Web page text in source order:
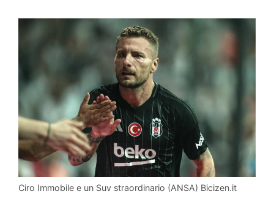
Ciro Immobile e un Suv straordinario (ANSA) Bicizen.it